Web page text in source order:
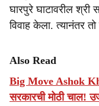
घारपुरे घाटावरील श्री
विवाह केला. त्यानंतर
Also Read
Big Move Ashok
सरकारची मोठी चाल!